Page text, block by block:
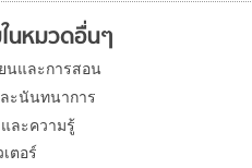
นหมวดอื่นๆ
นและการสอน
ะนันทนาการ
ละความรู้
ตอร์